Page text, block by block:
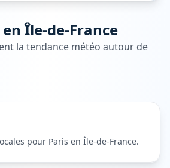
enÎle-de-France
la tendance météo autour de
pour Paris en Île-de-France.